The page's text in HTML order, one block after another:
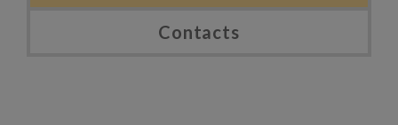
Contacts